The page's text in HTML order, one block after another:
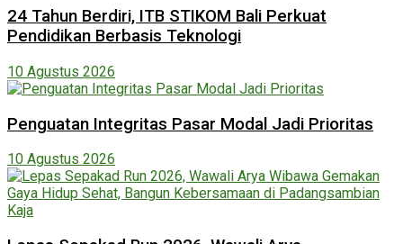
24 Tahun Berdiri, ITB STIKOM Bali Perkuat
Pendidikan Berbasis Teknologi
10 Agustus 2026
Penguatan Integritas Pasar Modal Jadi Prioritas
10 Agustus 2026